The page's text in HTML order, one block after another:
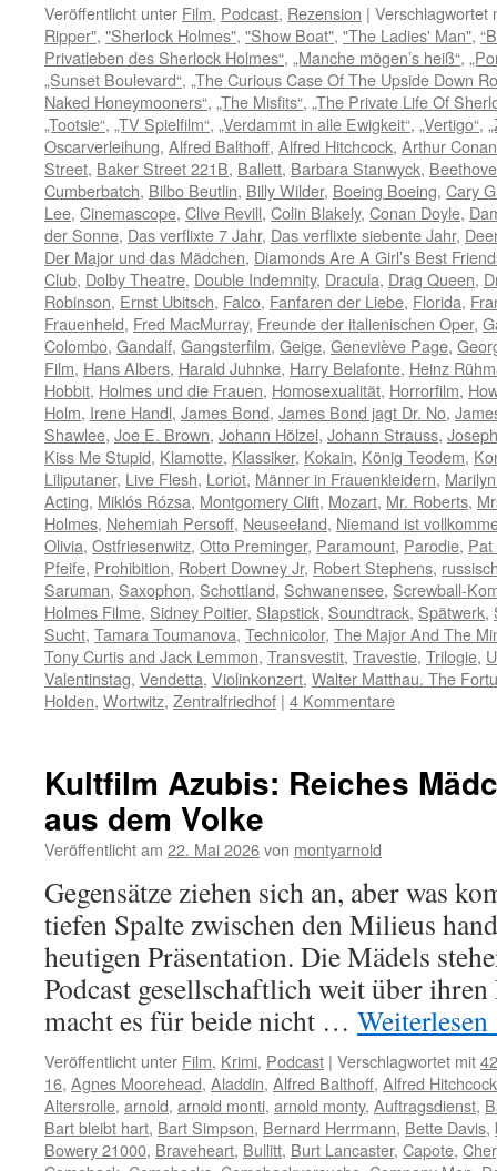
Veröffentlicht unter Film, Podcast, Rezension | Verschlagwortet
Ripper", "Sherlock Holmes", "Show Boat", "The Ladies' Man",
Privatleben des Sherlock Holmes“, „Manche mögen’s heiß“,
„Sunset Boulevard“, „The Curious Case Of The Upside Down
Naked Honeymooners“, „The Misfits“, „The Private Life Of
„Tootsie“, „TV Spielfilm“, „Verdammt in alle Ewigkeit“, „Vertigo“,
Oscarverleihung, Alfred Balthoff, Alfred Hitchcock, Arthur
Street, Baker Street 221B, Ballett, Barbara Stanwyck,
Cumberbatch, Bilbo Beutlin, Billy Wilder, Boeing Boeing, Cary
Lee, Cinemascope, Clive Revill, Colin Blakely, Conan Doyle,
der Sonne, Das verflixte 7 Jahr, Das verflixte siebente Jahr,
Der Major und das Mädchen, Diamonds Are A Girl’s Best
Club, Dolby Theatre, Double Indemnity, Dracula, Drag Queen,
Robinson, Ernst Ubitsch, Falco, Fanfaren der Liebe, Florida,
Frauenheld, Fred MacMurray, Freunde der italienischen Oper,
Colombo, Gandalf, Gangsterfilm, Geige, Geneviève Page,
Film, Hans Albers, Harald Juhnke, Harry Belafonte, Heinz
Hobbit, Holmes und die Frauen, Homosexualität, Horrorfilm,
Holm, Irene Handl, James Bond, James Bond jagt Dr. No,
Shawlee, Joe E. Brown, Johann Hölzel, Johann Strauss,
Kiss Me Stupid, Klamotte, Klassiker, Kokain, König Teodem,
Liliputaner, Live Flesh, Loriot, Männer in Frauenkleidern,
Acting, Miklós Rózsa, Montgomery Clift, Mozart, Mr. Roberts,
Holmes, Nehemiah Persoff, Neuseeland, Niemand ist
Olivia, Ostfriesenwitz, Otto Preminger, Paramount, Parodie,
Pfeife, Prohibition, Robert Downey Jr, Robert Stephens,
Saruman, Saxophon, Schottland, Schwanensee, Screwball-
Holmes Filme, Sidney Poitier, Slapstick, Soundtrack, Spätwerk,
Sucht, Tamara Toumanova, Technicolor, The Major And The
Tony Curtis and Jack Lemmon, Transvestit, Travestie, Trilogie,
Valentinstag, Vendetta, Violinkonzert, Walter Matthau. The
Holden, Wortwitz, Zentralfriedhof | 4 Kommentare
Kultfilm Azubis: Reiches
aus dem Volke
Veröffentlicht am 22. Mai 2026von montyarnold
Gegensätze ziehen sich an, aber was
tiefen Spalte zwischen den Milieus
heutigen Präsentation. Die Mädels
Podcast gesellschaftlich weit über
macht es für beide nicht … Weiterlesen
Veröffentlicht unter Film, Krimi, Podcast | Verschlagwortet mit
16, Agnes Moorehead, Aladdin, Alfred Balthoff, Alfred Hitchcock
Altersrolle, arnold, arnold monti, arnold monty, Auftragsdienst,
Bart bleibt hart, Bart Simpson, Bernard Herrmann, Bette Davis,
Bowery 21000, Braveheart, Bullitt, Burt Lancaster, Capote, Cher